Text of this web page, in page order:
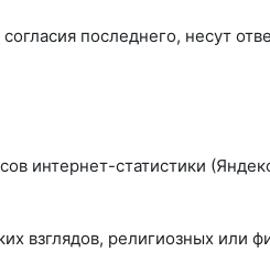
последнего, несут
интернет-статистики
взглядов, религиозных или